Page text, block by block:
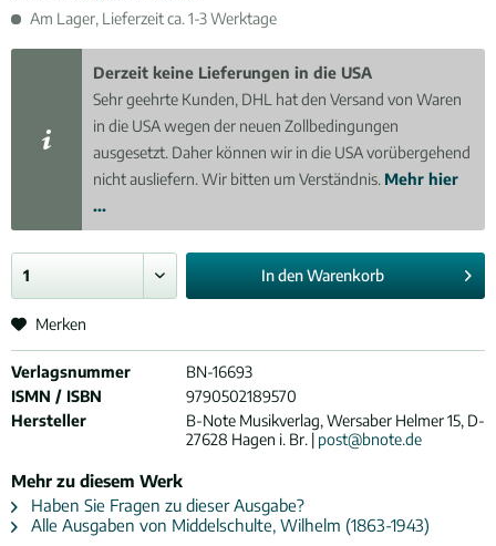
Am Lager, Lieferzeit ca. 1-3 Werktage
Derzeit keine Lieferungen in die USA
Sehr geehrte Kunden, DHL hat den Versand von Waren
in die USA wegen der neuen Zollbedingungen
ausgesetzt. Daher können wir in die USA vorübergehend
nicht ausliefern. Wir bitten um Verständnis. Mehr hier
...
In denWarenkorb
Merken
Verlagsnummer
BN-16693
ISMN / ISBN
9790502189570
Hersteller
B-Note Musikverlag, Wersaber Helmer 15, D-
27628 Hagen i. Br. | post@bnote.de
Mehr zu diesem Werk
Haben Sie Fragen zu dieser Ausgabe?
Alle Ausgaben von Middelschulte, Wilhelm (1863-1943)